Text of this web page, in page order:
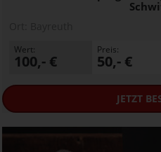
Wert:
100,- €
Preis:
50,- €
JETZT